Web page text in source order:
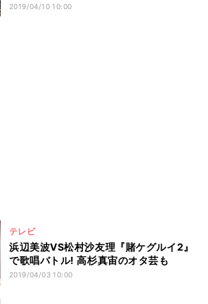
2019/04/10 10:00
テレビ
浜辺美波VS松村沙友理『賭ケグルイ2』
で歌唱バトル! 高杉真宙のオタ芸も
2019/04/03 10:00